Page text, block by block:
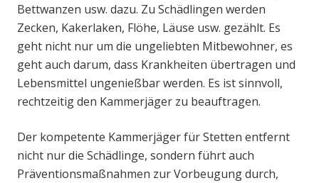
Bettwanzen usw. dazu. Zu Schädlingen werden
Zecken, Kakerlaken, Flöhe, Läuse usw. gezählt. Es
geht nicht nur um die ungeliebten Mitbewohner, es
geht auch darum, dass Krankheiten übertragen und
Lebensmittel ungenießbar werden. Es ist sinnvoll,
rechtzeitig den Kammerjäger zu beauftragen.
Der kompetente Kammerjäger für Stetten entfernt
nicht nur die Schädlinge, sondern führt auch
Präventionsmaßnahmen zur Vorbeugung durch,